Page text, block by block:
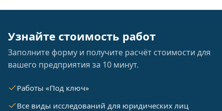
Узнайте стоимость работ
Заполните форму и получите расчёт стоимости для
вашего предприятия за 10 минут.
Работы «Под ключ»
Все виды исследований для юридических лиц